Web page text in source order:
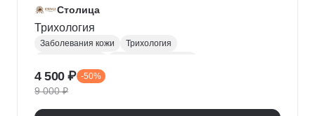
Столица
Трихология
Заболевания кожи
Трихология
Уход за волосами
4 500 ₽ -50%
9 000 ₽